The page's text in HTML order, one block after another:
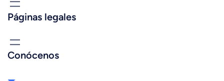
Páginas legales
Conócenos